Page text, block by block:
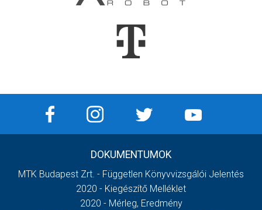
DOKUMENTUMOK
MTK Budapest Zrt. - Független Könyvvizsgálói Jelentés
2020 - Kiegészítő Melléklet
2020 - Mérleg, Eredmény